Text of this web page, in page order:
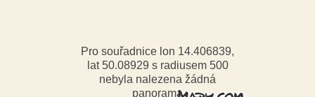
Pro souřadnice lon 14.406839,
lat 50.08929 s radiusem 500
nebyla nalezena žádná
panorama